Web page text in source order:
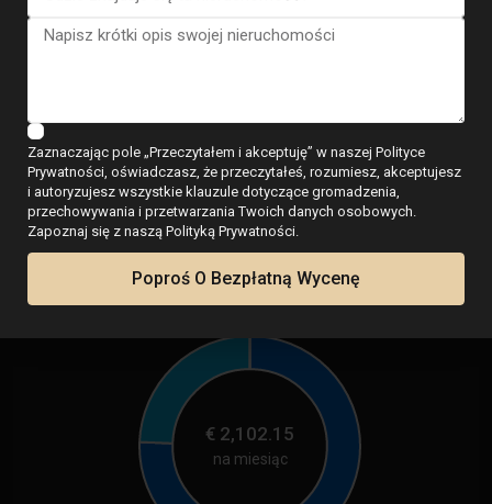
€ 2,102.15
na miesiąc
Zaznaczając pole „Przeczytałem i akceptuję” w naszej Polityce
Prywatności, oświadczasz, że przeczytałeś, rozumiesz, akceptujesz
i autoryzujesz wszystkie klauzule dotyczące gromadzenia,
przechowywania i przetwarzania Twoich danych osobowych.
Zapoznaj się z naszą Polityką Prywatności.
Poproś O Bezpłatną Wycenę